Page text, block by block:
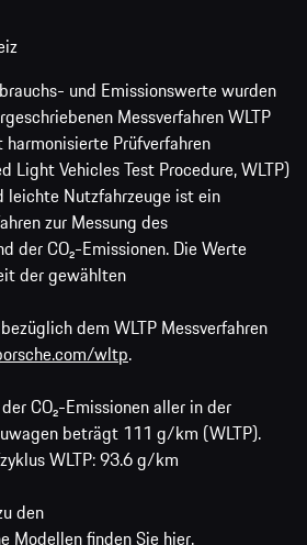
und Emissionswerte wurden
Messverfahren WLTP
Prüfverfahren
Light Vehicles Test Procedure, WLTP)
leichte Nutzfahrzeuge ist ein
zur Messung des
der CO₂-Emissionen. Die Werte
der gewählten
dem WLTP Messverfahren
wltp.
CO₂-Emissionen aller in der
beträgt 111 g/km (WLTP).
WLTP: 93.6 g/km
den
Modellen finden Sie hier.